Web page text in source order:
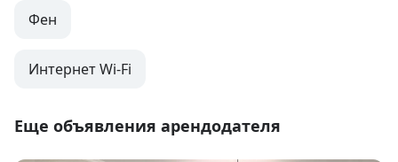
Фен
Интернет Wi-Fi
Еще объявления арендодателя